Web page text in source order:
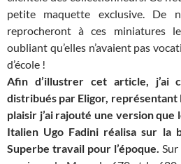
petite maquette exclusive. De
reprocheront à ces miniatures
oubliant qu’elles n’avaient pas
d’école !
Afin d’illustrer cet article, j’ai
distribués par Eligor, représentant
plaisir j’ai rajouté une version
Italien Ugo Fadini réalisa sur la
Superbe travail pour l’époque.